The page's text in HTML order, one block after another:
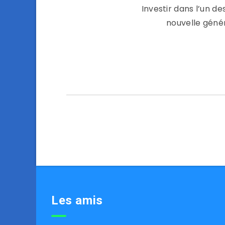
Investir dans l’un
nouvelle
Les amis